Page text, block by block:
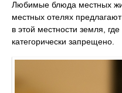
Любимые блюда местных
местных отелях
в этой местности земля,
категорически запрещено.